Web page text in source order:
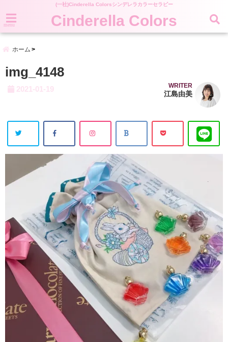
(一社)Cinderella Colorsシンデレラカラーセラピー
menu Cinderella Colors
ホーム
img_4148
2021-01-19 WRITER
江島由美